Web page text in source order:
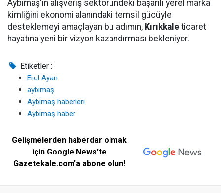
Aybimaş'ın alışveriş sektöründeki başarılı yerel marka
kimliğini ekonomi alanındaki temsil gücüyle
desteklemeyi amaçlayan bu adımın, Kırıkkale ticaret
hayatına yeni bir vizyon kazandırması bekleniyor.
Etiketler :
Erol Ayan
aybimaş
Aybimaş haberleri
Aybimaş haber
Gelişmelerden haberdar olmak
için Google News'te
Gazetekale.com'a abone olun!